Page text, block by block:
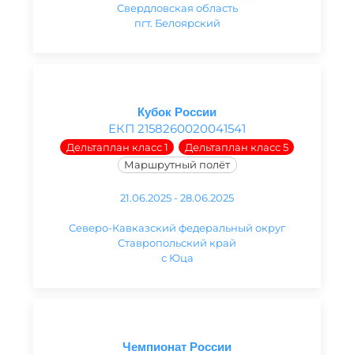
Свердловская область
пгт. Белоярский
Кубок России
ЕКП 2158260020041541
Дельтаплан класс 1
Дельтаплан класс 5
Маршрутный полёт
21.06.2025 - 28.06.2025
Северо-Кавказский федеральный округ
Ставропольский край
с Юца
Чемпионат России